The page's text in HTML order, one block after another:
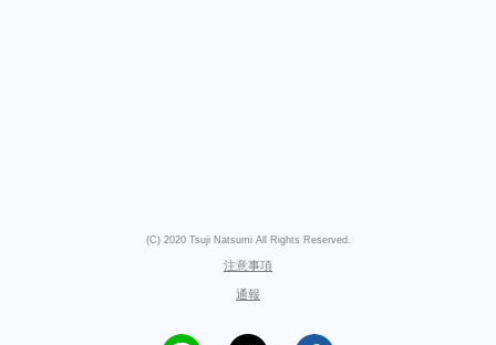
(C) 2020 Tsuji Natsumi All Rights Reserved.
注意事項
通報